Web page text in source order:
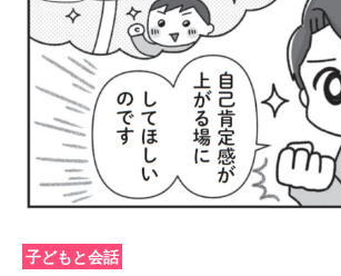
子どもと会話